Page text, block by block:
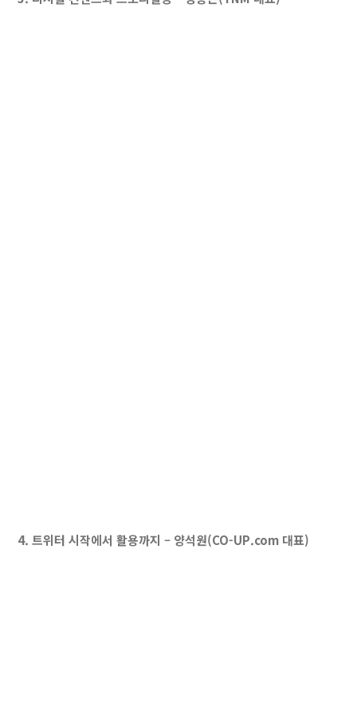
4. 트위터 시작에서 활용까지 – 양석원(CO-UP.com 대표)